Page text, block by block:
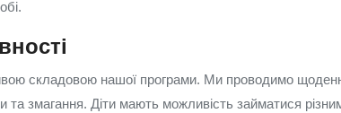
складовою нашої програми. Ми проводимо
та змагання. Діти мають можливість займатися